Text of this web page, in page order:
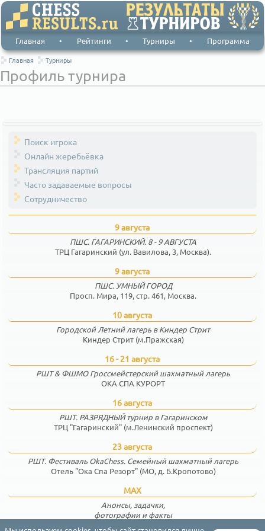
Главная • Рейтинги • Турниры • Программа
Главная Турниры
Профиль турнира
Поиск игрока
Онлайн жеребьёвка
Трансляция партий
Часто задаваемые вопросы
Сотрудничество
9 августа
ПШС. ГАГАРИНСКИЙ. 8 - 9 АВГУСТА
ТРЦ Гагаринский (ул. Вавилова, 3, Москва).
9 августа
ПШС. УМНЫЙ ГОРОД
Просп. Мира, 119, стр. 461, Москва.
10 августа
Городской Летний лагерь в Киндер Стрит
Киндер Стрит (м.Пражская)
16 - 21 августа
РШТ & ФШМО Гроссмейстерский шахматный лагерь
ОКА СПА КУРОРТ
16 августа
РШТ. РАЗРЯДНЫЙ турнир в Гагаринском
ТРЦ "Гагаринский" (м.Ленинский проспект)
23 августа
РШТ. Фестиваль OkaChess. Семейный шахматный лагерь
Отель "Ока Спа Резорт" (МО, д. Б.Кропотово)
MAX
Анонсы, задачки,
фотографии и факты